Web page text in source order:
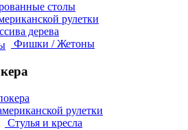
столы
рулетки
дерева
Фишки / Жетоны
рулетки
Стулья и кресла